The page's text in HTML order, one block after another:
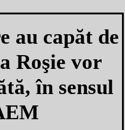
au capăt de
Roşie vor
în sensul